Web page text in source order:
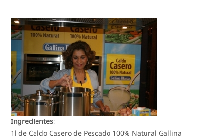
Ingredientes:
1l de Caldo Casero de Pescado 100% Natural Gallina